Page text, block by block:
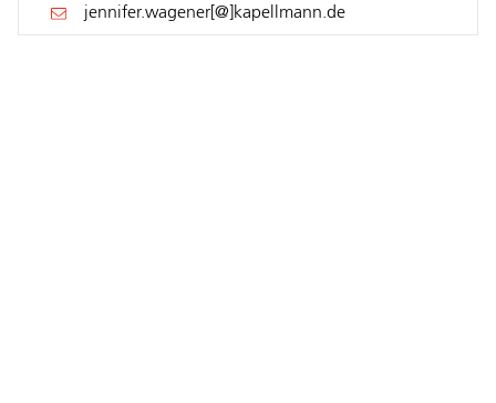
jennifer.wagener[@]kapellmann.de